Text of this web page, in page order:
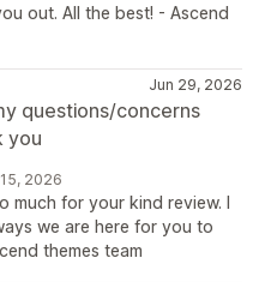
out. All the best! - Ascend
Jun 29, 2026
questions/concerns
you
2026
much for your kind review. I
we are here for you to
themes team